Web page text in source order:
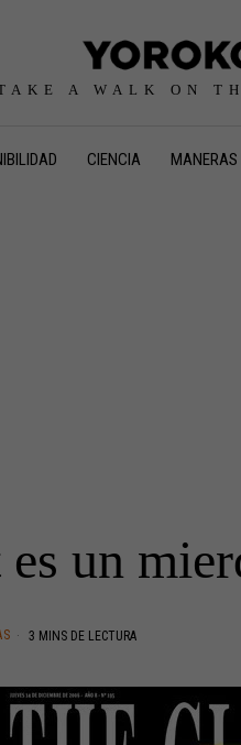
A WALK ON
CIENCIA MANERAS
es un
3 MINS DE LECTURA